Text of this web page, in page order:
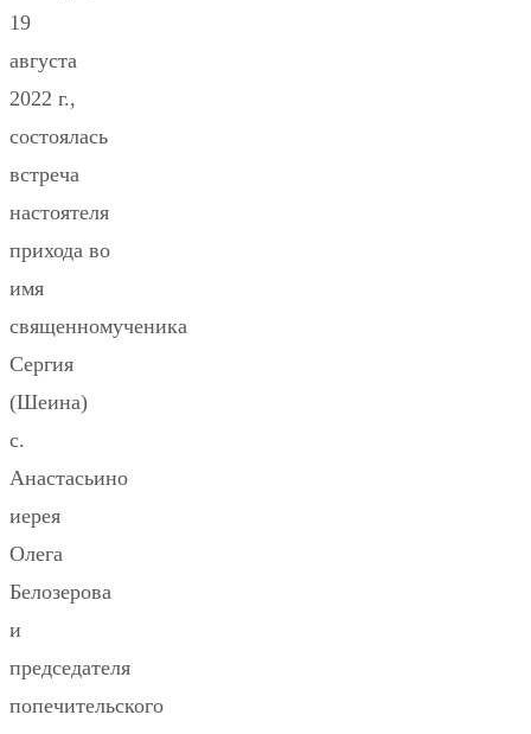
19
августа
2022 г.,
состоялась
встреча
настоятеля
прихода во
имя
священномученика
Сергия
(Шеина)
с.
Анастасьино
иерея
Олега
Белозерова
и
председателя
попечительского